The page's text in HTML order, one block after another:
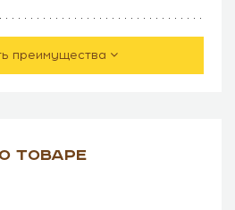
преимущества
ТОВАРЕ